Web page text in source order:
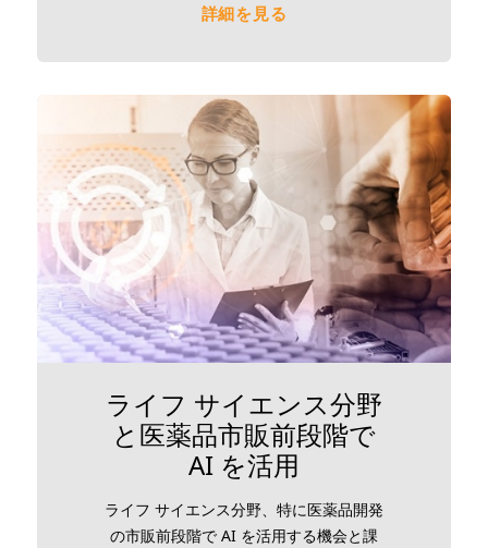
詳細を見る
ライフ サイエンス分野
と医薬品市販前段階で
AI を活用
ライフ サイエンス分野、特に医薬品開発
の市販前段階で AI を活用する機会と課